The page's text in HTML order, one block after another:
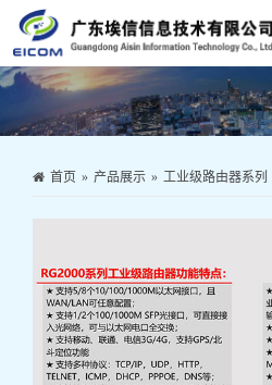
关于我们
新闻中心
联系我们
首页 » 产品展示 » 工业级路由器系列